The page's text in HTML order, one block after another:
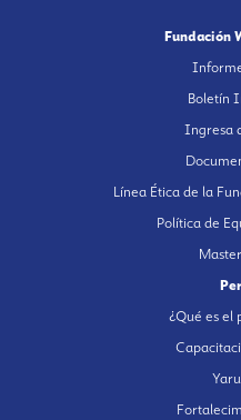
Fundación
Boletín
Ingresa
Línea Ética de la
Política de
¿Qué es el